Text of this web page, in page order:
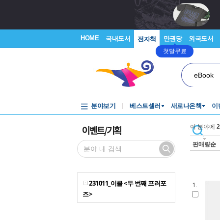
HOME 국내도서 전자책 만권당
첫달무료
외국도서
eBook
분야보기 베스트셀러 새로나온책 이
이벤트/기획
231011_이클 <두 번째 프러포
즈>
이 분야에 2
판매량순
1.